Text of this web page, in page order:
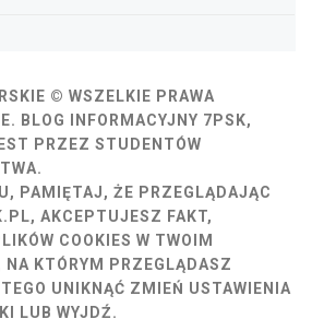
© WSZELKIE PRAWA
BLOG INFORMACYJNY 7PSK,
PRZEZ STUDENTÓW
PAMIĘTAJ, ŻE PRZEGLĄDAJĄC
AKCEPTUJESZ FAKT,
COOKIES W TWOIM
KTÓRYM PRZEGLĄDASZ
UNIKNĄĆ ZMIEŃ USTAWIENIA
LUB WYJDŹ.